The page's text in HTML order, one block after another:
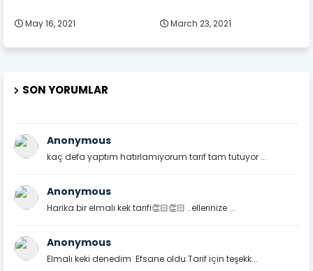
May 16, 2021 March 23, 2021
SON YORUMLAR
Anonymous
kaç defa yaptım hatırlamıyorum tarif tam tutuyor ...
Anonymous
Harika bir elmalı kek tarifi👏🏻👏🏻 ..ellerinize ...
Anonymous
Elmalı keki denedim .Efsane oldu.Tarif için teşekk...